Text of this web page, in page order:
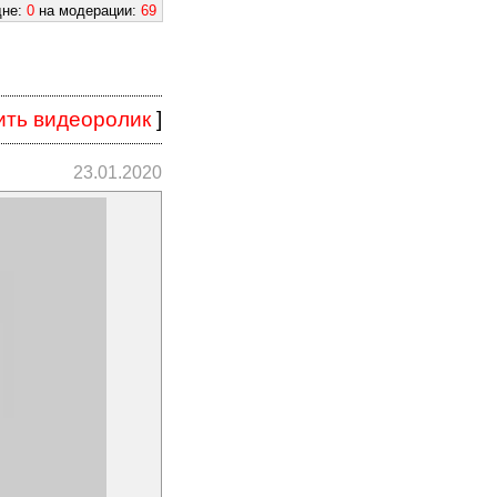
0 на модерации: 69
видеоролик ]
23.01.2020